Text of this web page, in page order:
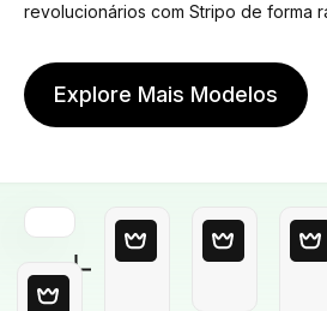
revolucionários com Stripo de forma
Explore Mais Modelos